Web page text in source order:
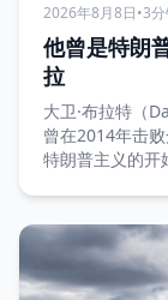
2026年8月8日•3
他曾是特朗
拉
大卫·布拉特（
曾在2014年击
特朗普主义的开